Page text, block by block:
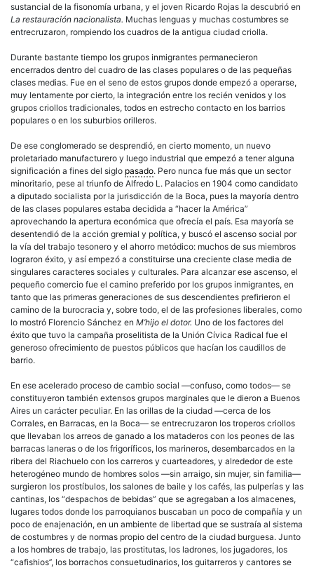
sustancial de la fisonomía urbana, y el joven Ricardo Rojas la descubrió en
La restauración nacionalista. Muchas lenguas y muchas costumbres se
entrecruzaron, rompiendo los cuadros de la antigua ciudad criolla.
Durante bastante tiempo los grupos inmigrantes permanecieron
encerrados dentro del cuadro de las clases populares o de las pequeñas
clases medias. Fue en el seno de estos grupos donde empezó a operarse,
muy lentamente por cierto, la integración entre los recién venidos y los
grupos criollos tradicionales, todos en estrecho contacto en los barrios
populares o en los suburbios orilleros.
De ese conglomerado se desprendió, en cierto momento, un nuevo
proletariado manufacturero y luego industrial que empezó a tener alguna
significación a fines del siglo pasado. Pero nunca fue más que un sector
minoritario, pese al triunfo de Alfredo L. Palacios en 1904 como candidato
a diputado socialista por la jurisdicción de la Boca, pues la mayoría dentro
de las clases populares estaba decidida a “hacer la América”
aprovechando la apertura económica que ofrecía el país. Esa mayoría se
desentendió de la acción gremial y política, y buscó el ascenso social por
la vía del trabajo tesonero y el ahorro metódico: muchos de sus miembros
lograron éxito, y así empezó a constituirse una creciente clase media de
singulares caracteres sociales y culturales. Para alcanzar ese ascenso, el
pequeño comercio fue el camino preferido por los grupos inmigrantes, en
tanto que las primeras generaciones de sus descendientes prefirieron el
camino de la burocracia y, sobre todo, el de las profesiones liberales, como
lo mostró Florencio Sánchez en M’hijo el dotor. Uno de los factores del
éxito que tuvo la campaña proselitista de la Unión Cívica Radical fue el
generoso ofrecimiento de puestos públicos que hacían los caudillos de
barrio.
En ese acelerado proceso de cambio social —confuso, como todos— se
constituyeron también extensos grupos marginales que le dieron a Buenos
Aires un carácter peculiar. En las orillas de la ciudad —cerca de los
Corrales, en Barracas, en la Boca— se entrecruzaron los troperos criollos
que llevaban los arreos de ganado a los mataderos con los peones de las
barracas laneras o de los frigoríficos, los marineros, desembarcados en la
ribera del Riachuelo con los carreros y cuarteadores, y alrededor de este
heterogéneo mundo de hombres solos —sin arraigo, sin mujer, sin familia—
surgieron los prostíbulos, los salones de baile y los cafés, las pulperías y las
cantinas, los “despachos de bebidas” que se agregaban a los almacenes,
lugares todos donde los parroquianos buscaban un poco de compañía y un
poco de enajenación, en un ambiente de libertad que se sustraía al sistema
de costumbres y de normas propio del centro de la ciudad burguesa. Junto
a los hombres de trabajo, las prostitutas, los ladrones, los jugadores, los
“cafishios’’, los borrachos consuetudinarios, los guitarreros y cantores se